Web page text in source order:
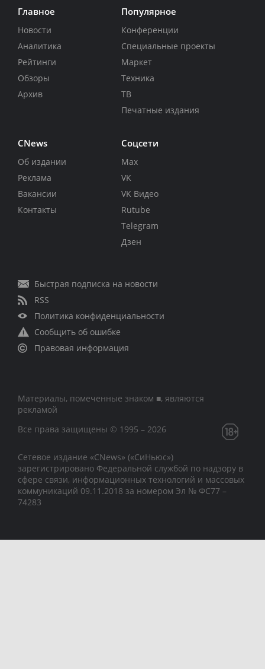
Главное
Новости
Аналитика
Рейтинги
Обзоры
Архив
Популярное
Конференции
Специальные проекты
Маркет
Техника
ТВ
Печатные издания
CNews
Об издании
Реклама
Вакансии
Контакты
Соцсети
Max
VK
VK Видео
Rutube
Telegram
Дзен
Быстрая подписка на новости
RSS
Политика конфиденциальности
Сообщить об ошибке
Правовая информация
Материалы, помеченные знаком ■, являются
рекламой
Все права защищены © 1995 – 2026
Сетевое издание «CNews» («СиНьюс»)
зарегистрировано Федеральной службой по надзору в
сфере связи, информационных технологий и массовых
коммуникаций 09.11.2018 за номером Эл № ФС77 –
74283